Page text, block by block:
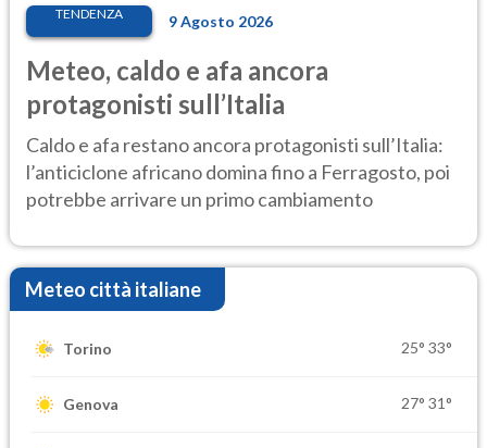
TENDENZA 9 Agosto 2026
Meteo, caldo e afa ancora
protagonisti sull’Italia
Caldo e afa restano ancora protagonisti sull’Italia:
l’anticiclone africano domina fino a Ferragosto, poi
potrebbe arrivare un primo cambiamento
Meteo città italiane
Torino 25° 33°
Genova 27° 31°